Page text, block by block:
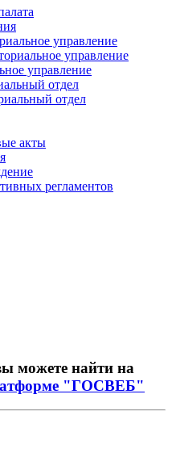
управление
управление
управление
отдел
отдел
акты
регламентов
можете найти на
"ГОСВЕБ"